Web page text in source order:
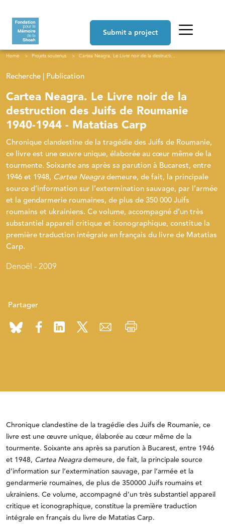
Submit a project
Breadcrumb
Home Projets soutenus Cartea Neagra. Le Livre noir de la destruction des Juifs de Roumanie 1940-1944 - Matatias Carp
Recherche | Publication
Cartea Neagra. Le Livre noir de la
destruction des Juifs de Roumanie
1940-1944 - Matatias Carp
Chronique clandestine de la tragédie des Juifs de Roumanie,
ce livre est une œuvre unique, élaborée au cœur même de la
tourmente. Soixante ans après sa parution à Bucarest, entre
1946 et 1948, Cartea Neagrademeure, de fait, la principale
source d’information sur l’extermination sauvage, par l’armée
et la gendarmerie roumaines, de plus de 350 000 Juifs
roumains et ukrainiens. Ce volume, accompagné d’un très
substantiel appareil critique et iconographique, constitue la
première traduction intégrale en français du livre de Matatias
Carp.
Denoël - 2009
Partager
Chronique clandestine de la tragédie des Juifs de Roumanie, ce
livre est une œuvre unique, élaborée au cœur même de la
tourmente. Soixante ans après sa parution à Bucarest, entre 1946
et 1948, Cartea Neagrademeure, de fait, la principale source
d’information sur l’extermination sauvage, par l’armée et la
gendarmerie roumaines, de plus de 350000 Juifs roumains et
ukrainiens. Ce volume, accompagné d’un très substantiel appareil
critique et iconographique, constitue la première traduction
intégrale en français du livre de Matatias Carp.